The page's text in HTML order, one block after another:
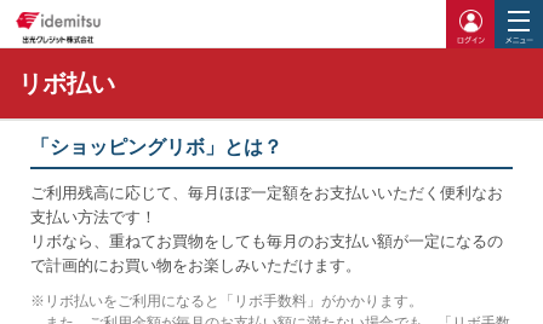
ログイ
リボ払い
「ショッピングリボ」とは？
ご利用残高に応じて、毎月ほぼ一定額をお支払いいただく便利なお
支払い方法です！
リボなら、重ねてお買物をしても毎月のお支払い額が一定になるの
で計画的にお買い物をお楽しみいただけます。
※ リボ払いをご利用になると「リボ手数料」がかかります。